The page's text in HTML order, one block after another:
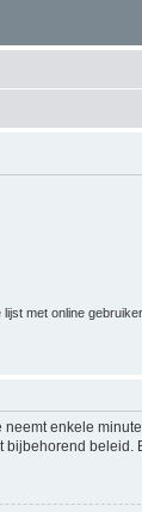
met online
enkele